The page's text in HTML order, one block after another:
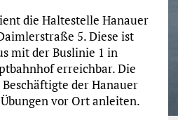
die Haltestelle Hanauer
5. Diese ist
mit der Buslinie 1 in
erreichbar. Die
der Hanauer
vor Ort anleiten.